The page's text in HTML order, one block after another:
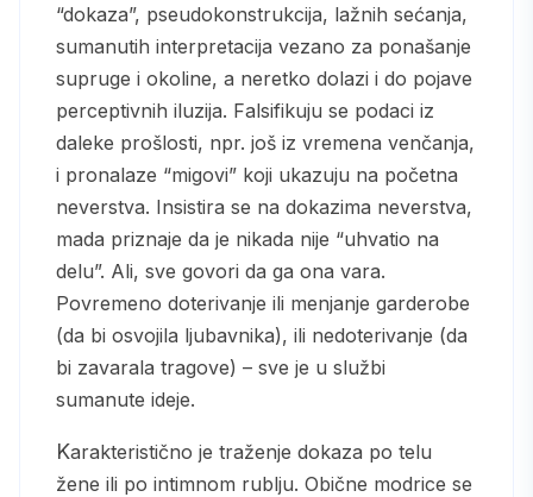
“dokaza”, pseudokonstrukcija, lažnih sećanja,
sumanutih interpretacija vezano za ponašanje
supruge i okoline, a neretko dolazi i do pojave
perceptivnih iluzija. Falsifikuju se podaci iz
daleke prošlosti, npr. još iz vremena venčanja,
i pronalaze “migovi” koji ukazuju na početna
neverstva. Insistira se na dokazima neverstva,
mada priznaje da je nikada nije “uhvatio na
delu”. Ali, sve govori da ga ona vara.
Povremeno doterivanje ili menjanje garderobe
(da bi osvojila ljubavnika), ili nedoterivanje (da
bi zavarala tragove) – sve je u službi
sumanute ideje.
Karakteristično je traženje dokaza po telu
žene ili po intimnom rublju. Obične modrice se